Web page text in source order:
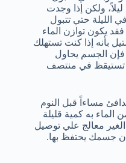
ولكن إذا وجدت
الليلة حتي تتبول
يكون توازن الماء
بأنه إذا كنت تستهلك
فإن الجسم يحاول
تستيقظ في منتصف
مساءاً قبل النوم
من الماء به كمية قليلة
معالج علي توصيل
جسمك يحتفظ بها.